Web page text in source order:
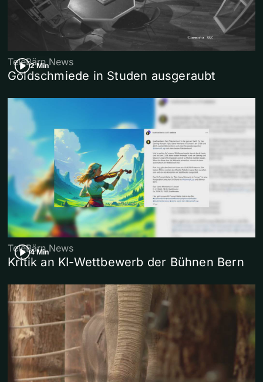
2 Min
TeleBärn News
Goldschmiede in Studen ausgeraubt
4 Min
TeleBärn News
Kritik an KI-Wettbewerb der Bühnen Bern